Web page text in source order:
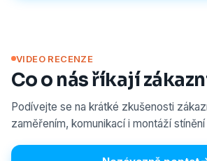
VIDEO RECENZE
Co o nás říkají
Podívejte se na krátké zkušenosti
zaměřením, komunikací i montáží stínění